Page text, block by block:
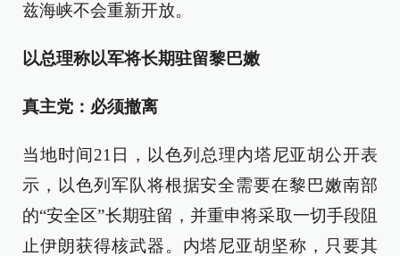
兹海峡不会重新开放。
以总理称以军将长期驻留黎巴嫩
真主党：必须撤离
当地时间21日，以色列总理内塔尼亚胡公开表
示，以色列军队将根据安全需要在黎巴嫩南部
的“安全区”长期驻留，并重申将采取一切手段阻
止伊朗获得核武器。内塔尼亚胡坚称，只要其